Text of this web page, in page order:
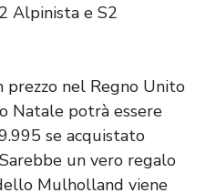
Alpinista e S2
prezzo nel Regno Unito
Natale potrà essere
se acquistato
un vero regalo
Mulholland viene